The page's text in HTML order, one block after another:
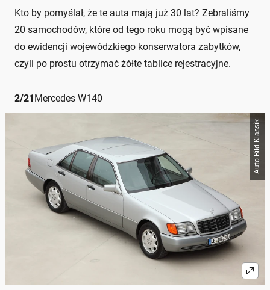
Kto by pomyślał, że te auta mają już 30 lat? Zebraliśmy
20 samochodów, które od tego roku mogą być wpisane
do ewidencji wojewódzkiego konserwatora zabytków,
czyli po prostu otrzymać żółte tablice rejestracyjne.
2/21Mercedes W140
Auto Bild Klassik